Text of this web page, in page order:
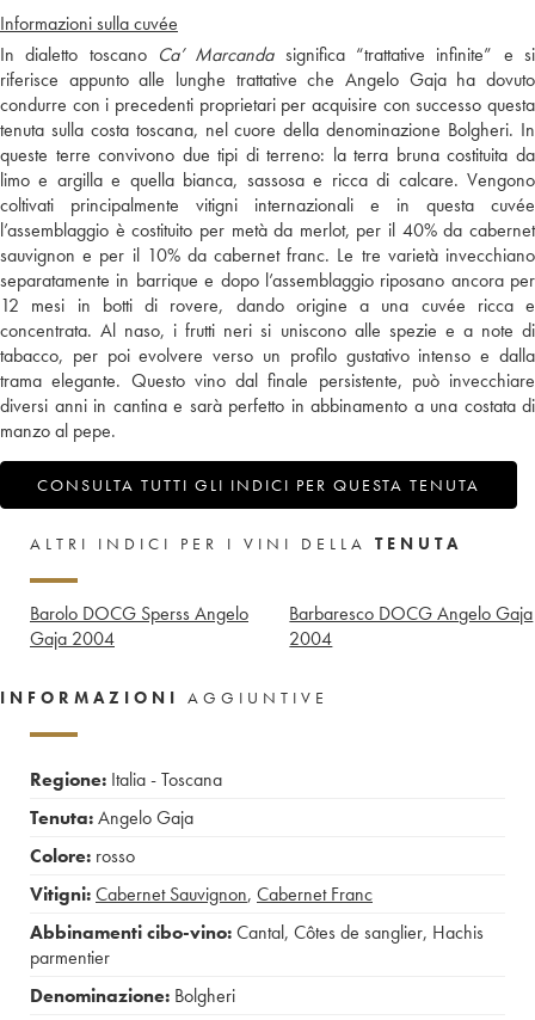
Informazioni sulla cuvée
In dialetto toscano Ca’ Marcandasignifica “trattative infinite” e si
riferisce appunto alle lunghe trattative che Angelo Gaja ha dovuto
condurre con i precedenti proprietari per acquisire con successo questa
tenuta sulla costa toscana, nel cuore della denominazione Bolgheri. In
queste terre convivono due tipi di terreno: la terra bruna costituita da
limo e argilla e quella bianca, sassosa e ricca di calcare. Vengono
coltivati principalmente vitigni internazionali e in questa cuvée
l’assemblaggio è costituito per metà da merlot, per il 40% da cabernet
sauvignon e per il 10% da cabernet franc. Le tre varietà invecchiano
separatamente in barrique e dopo l’assemblaggio riposano ancora per
12 mesi in botti di rovere, dando origine a una cuvée ricca e
concentrata. Al naso, i frutti neri si uniscono alle spezie e a note di
tabacco, per poi evolvere verso un profilo gustativo intenso e dalla
trama elegante. Questo vino dal finale persistente, può invecchiare
diversi anni in cantina e sarà perfetto in abbinamento a una costata di
manzo al pepe.
CONSULTA TUTTI GLI INDICI PER QUESTA TENUTA
ALTRI INDICI PER I VINI DELLA TENUTA
Barolo DOCG Sperss Angelo
Gaja 2004
Barbaresco DOCG Angelo Gaja
2004
INFORMAZIONI AGGIUNTIVE
Regione: Italia - Toscana
Tenuta:Angelo Gaja
Colore: rosso
Vitigni:Cabernet Sauvignon, Cabernet Franc
Abbinamenti cibo-vino:Cantal, Côtes de sanglier, Hachis
parmentier
Denominazione: Bolgheri